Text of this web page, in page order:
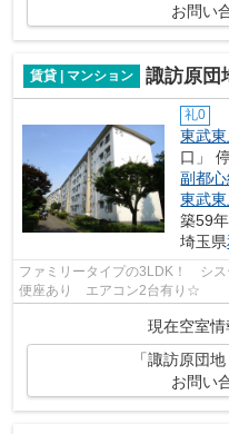
お問い
賃貸 | マンション 諏訪原団
礼0
東武
口」
副都心
東武
築59年
埼玉県
ファミリータイプの3LDK！ シ
便座あり エアコン2台有り☆
現在空室情
「諏訪原団
お問い